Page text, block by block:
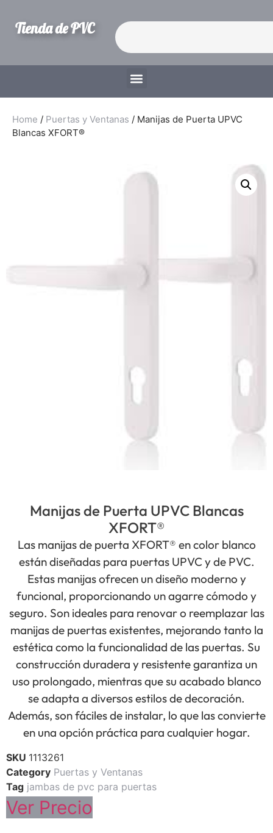
Tienda de PVC
Home / Puertas y Ventanas / Manijas de Puerta UPVC
Blancas XFORT®
Manijas de Puerta UPVC Blancas
XFORT®
Las manijas de puerta XFORT® en color blanco
están diseñadas para puertas UPVC y de PVC.
Estas manijas ofrecen un diseño moderno y
funcional, proporcionando un agarre cómodo y
seguro. Son ideales para renovar o reemplazar las
manijas de puertas existentes, mejorando tanto la
estética como la funcionalidad de las puertas. Su
construcción duradera y resistente garantiza un
uso prolongado, mientras que su acabado blanco
se adapta a diversos estilos de decoración.
Además, son fáciles de instalar, lo que las convierte
en una opción práctica para cualquier hogar.
SKU 1113261
Category Puertas y Ventanas
Tag jambas de pvc para puertas
Ver Precio